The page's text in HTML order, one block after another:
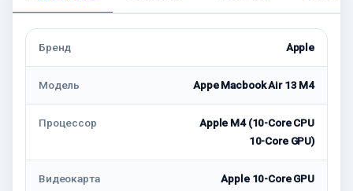
Бренд Apple
Модель Appe Macbook Air 13 M4
Процессор
Apple M4 (10-Core CPU
10-Core GPU)
Видеокарта Apple 10-Core GPU